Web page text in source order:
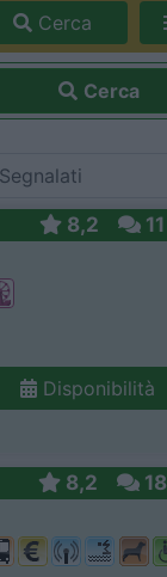
Cerca
Cerca
8,2 11
Disponibilità
8,2 18